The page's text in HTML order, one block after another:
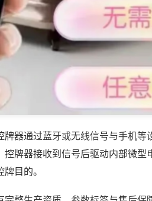
器通过蓝牙或无线信号与手机等
牌器接收到信号后驱动内部微型
目的。